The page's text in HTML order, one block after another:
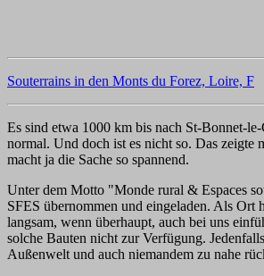
Souterrains in den Monts du Forez, Loire, F
Es sind etwa 1000 km bis nach St-Bonnet-
normal. Und doch ist es nicht so. Das zeigte
macht ja die Sache so spannend.
Unter dem Motto "Monde rural & Espaces
SFES übernommen und eingeladen. Als Ort
langsam, wenn überhaupt, auch bei uns
solche Bauten nicht zur Verfügung.
Außenwelt und auch niemandem zu nahe